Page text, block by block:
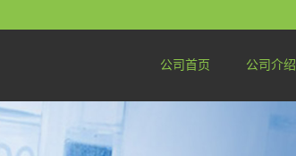
公司首页 公司介绍